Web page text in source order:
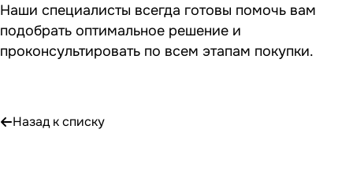
Наши специалисты всегда готовы помочь вам
подобрать оптимальное решение и
проконсультировать по всем этапам покупки.
Назад к списку